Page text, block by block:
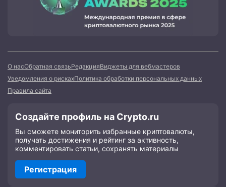
О насОбратная связьРедакцияВиджеты для вебмастеров
Уведомления о рискахПолитика обработки персональных данных
Правила сайта
Создайте профиль на Crypto.ru
Вы сможете мониторить избранные криптовалюты,
получать достижения и рейтинг за активность,
комментировать статьи, сохранять материалы
Регистрация